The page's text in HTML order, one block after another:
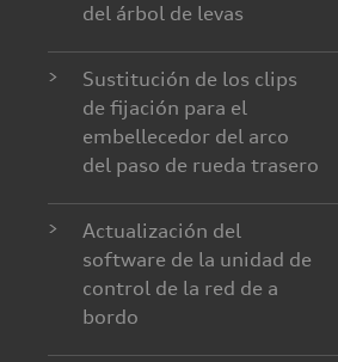
del árbol de levas
>
Sustitución de los clips
de fijación para el
embellecedor del arco
del paso de rueda trasero
>
Actualización del
software de la unidad de
control de la red de a
bordo